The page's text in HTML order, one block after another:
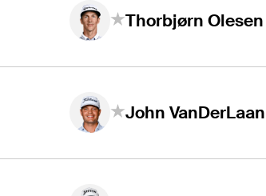
Thorbjørn Olesen
John VanDerLaan